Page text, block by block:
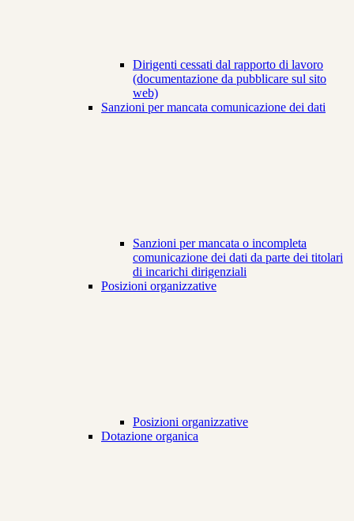
Dirigenti cessati dal rapporto di lavoro
(documentazione da pubblicare sul sito
web)
Sanzioni per mancata comunicazione dei dati
Sanzioni per mancata o incompleta
comunicazione dei dati da parte dei titolari
di incarichi dirigenziali
Posizioni organizzative
Posizioni organizzative
Dotazione organica